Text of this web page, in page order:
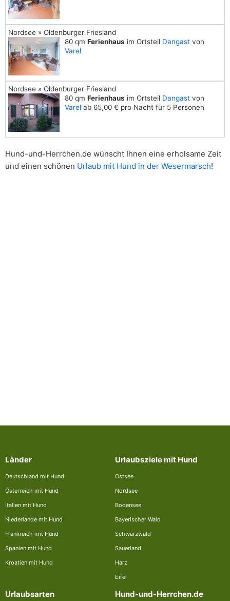
Nordsee » Oldenburger Friesland
80 qm Ferienhaus im Ortsteil Dangast von
Varel
Nordsee » Oldenburger Friesland
80 qm Ferienhaus im Ortsteil Dangast von
Varel ab 65,00 € pro Nacht für 5 Personen
Hund-und-Herrchen.de wünscht Ihnen eine erholsame Zeit
und einen schönen Urlaub mit Hund in der Wesermarsch!
Länder
Deutschland mit Hund
Österreich mit Hund
Italien mit Hund
Niederlande mit Hund
Frankreich mit Hund
Spanien mit Hund
Kroatien mit Hund
Urlaubsziele mit Hund
Ostsee
Nordsee
Bodensee
Bayerischer Wald
Schwarzwald
Sauerland
Harz
Eifel
Urlaubsarten Hund-und-Herrchen.de